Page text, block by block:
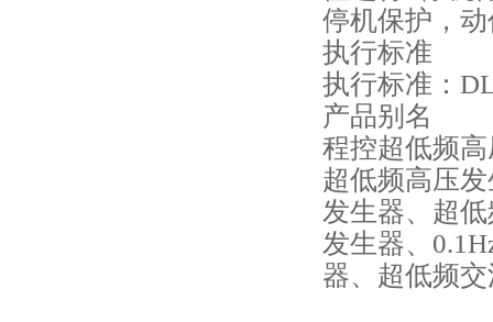
停机保护，
执行标准
执行标准：
产品别名
程控超低频
超低频高压
发生器、超
发生器、
器、超低频